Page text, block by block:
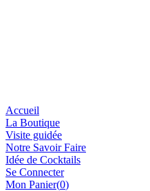
Accueil
La Boutique
Visite guidée
Notre Savoir Faire
Idée de Cocktails
Se Connecter
Mon Panier(0)